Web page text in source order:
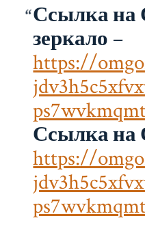
Ссылка на
зеркало –
https://
Ссылка на
https://